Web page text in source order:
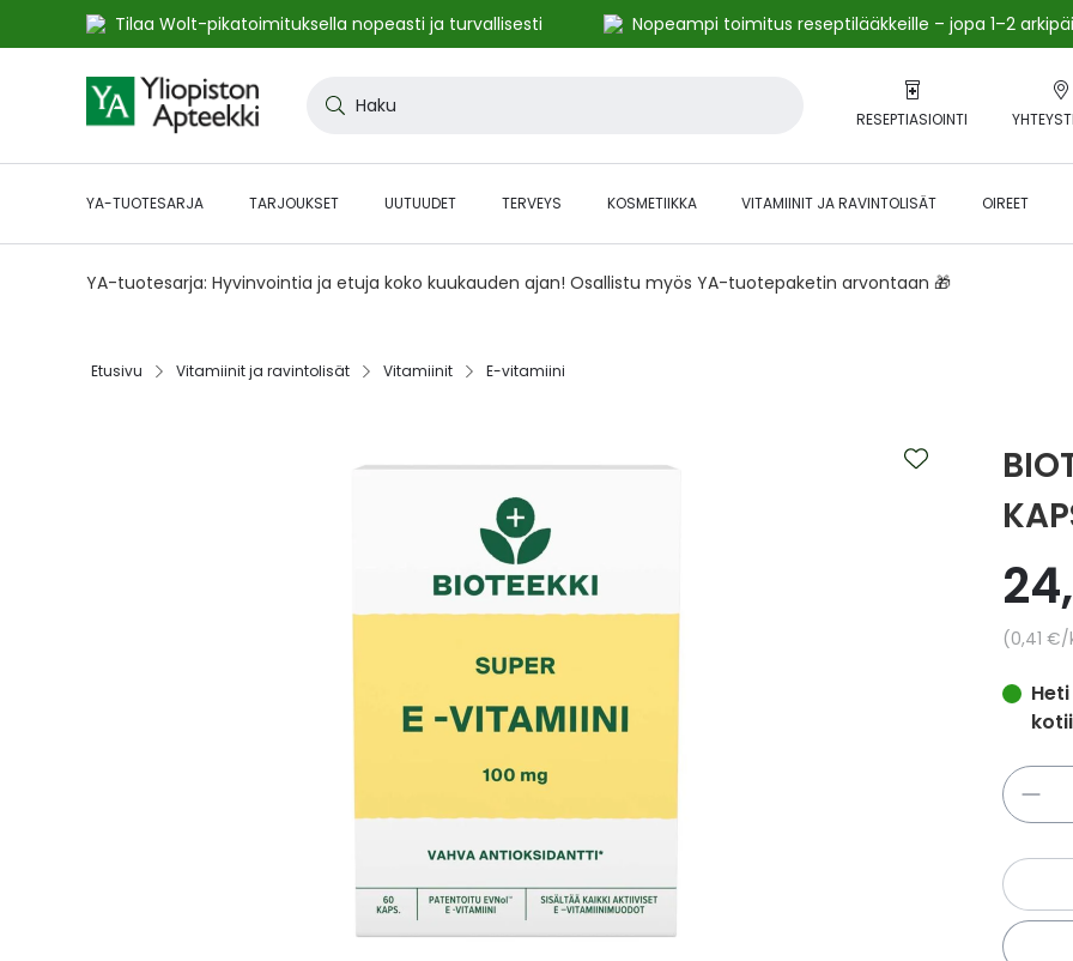
Tilaa Wolt-pikatoimituksella nopeasti ja turvallisesti Nopeampi toimitus reseptilääkkeille – jopa 1–2
to
Content
RESEPTIASIOINTI
YA-TUOTESARJA TARJOUKSET UUTUUDET TERVEYS KOSMETIIKKA VITAMIINIT JA RAVINTOLISÄT OIREET
YA-tuotesarja: Hyvinvointia ja etuja koko kuukauden ajan! Osallistu myös YA-tuotepaketin arvontaan 🎁
Etusivu‎ Vitamiinit ja ravintolisät‎ Vitamiinit‎ E-vitamiini‎
0,41 €/
Määrä